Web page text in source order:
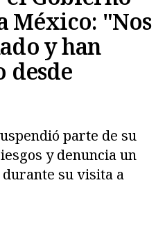
México: "Nos
y han
desde
parte de su
y denuncia un
su visita a